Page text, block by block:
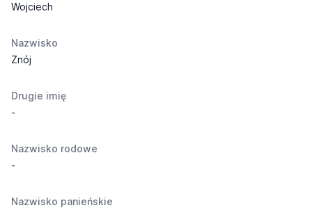
Wojciech
Nazwisko
Znój
Drugie imię
-
Nazwisko rodowe
-
Nazwisko panieńskie